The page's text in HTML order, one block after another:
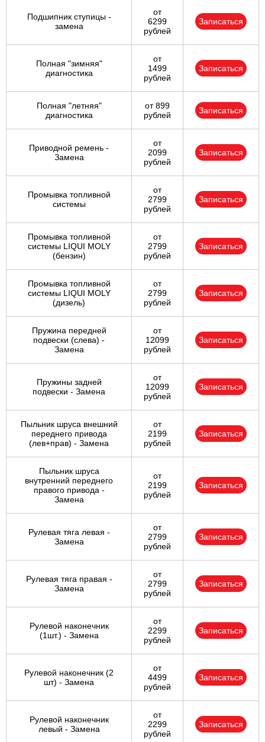
Подшипник ступицы -
замена
от
6299
рублей
Записаться
Полная "зимняя"
диагностика
от
1499
рублей
Записаться
Полная "летняя"
диагностика
от 899
рублей
Записаться
Приводной ремень -
Замена
от
2099
рублей
Записаться
Промывка топливной
системы
от
2799
рублей
Записаться
Промывка топливной
системы LIQUI MOLY
(бензин)
от
2799
рублей
Записаться
Промывка топливной
системы LIQUI MOLY
(дизель)
от
2799
рублей
Записаться
Пружина передней
подвески (слева) -
Замена
от
12099
рублей
Записаться
Пружины задней
подвески - Замена
от
12099
рублей
Записаться
Пыльник шруса внешний
переднего привода
(лев+прав) - Замена
от
2199
рублей
Записаться
Пыльник шруса
внутренний переднего
правого привода -
Замена
от
2199
рублей
Записаться
Рулевая тяга левая -
Замена
от
2799
рублей
Записаться
Рулевая тяга правая -
Замена
от
2799
рублей
Записаться
Рулевой наконечник
(1шт.) - Замена
от
2299
рублей
Записаться
Рулевой наконечник (2
шт) - Замена
от
4499
рублей
Записаться
Рулевой наконечник
левый - Замена
от
2299
рублей
Записаться